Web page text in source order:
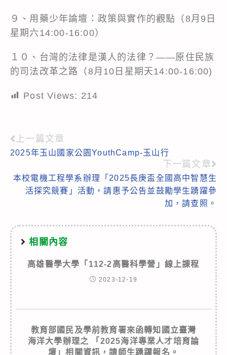
９、用藥少年論壇：政策與實作的觀點（8月9日
星期六14:00-16:00）
１０、台灣的法律是漢人的法律？——原住民族
的司法改革之路（8月10日星期天14:00-16:00)
Post Views: 214
Read
more
articles
上一篇文章
2025年玉山國家公園YouthCamp-玉山行
下一篇文章
本校電機工程學系辦理「2025長庚盃全國高中智慧生
活探究競賽」活動，請惠予公告並鼓勵學生踴躍參
加，請查照。
相關內容
高雄醫學大學「112-2高醫科學營」線上課程
2023-12-19
教育部國民及學前教育署來函轉知國立臺灣
海洋大學辦理之 「2025海洋專業人才培育論
壇」相關資訊，請師生踴躍報名。